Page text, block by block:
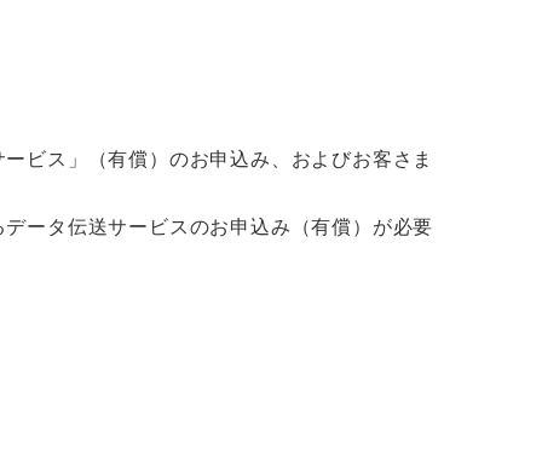
ビス」（有償）のお申込み、およびお客さま
ータ伝送サービスのお申込み（有償）が必要